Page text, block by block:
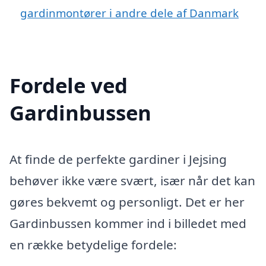
gardinmontører i andre dele af Danmark
Fordele ved
Gardinbussen
At finde de perfekte gardiner i Jejsing
behøver ikke være svært, især når det kan
gøres bekvemt og personligt. Det er her
Gardinbussen kommer ind i billedet med
en række betydelige fordele: